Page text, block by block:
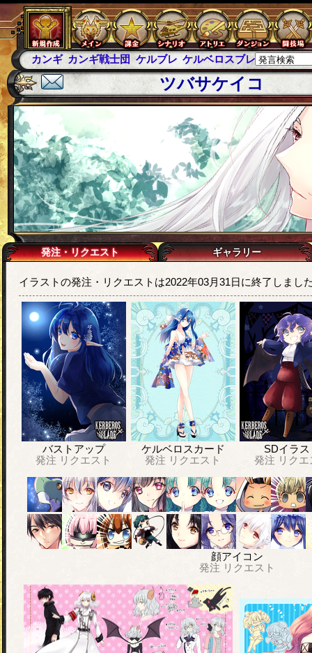
カンギ戦士団 ケルブレ ケルベロスブレイド スパイラス
ツバサケイコ
発注・リクエスト ギャラリー
イラストの発注・リクエストは2022年03月31日に終了しまし
バストアップ
発注 リクエスト
ケルベロスカード
発注 リクエスト
SDイラス
発注 リク
顔アイコン
発注 リクエスト